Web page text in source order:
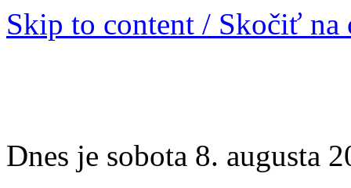
Skip to content / Skočiť na
Dnes je sobota 8. augusta